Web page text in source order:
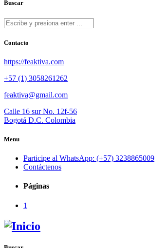
Buscar
Contacto
https://feaktiva.com
+57 (1) 3058261262
feaktiva@gmail.com
Calle 16 sur No. 12f-56
Bogotá D.C. Colombia
Menu
Participe al WhatsApp: (+57) 3238865009
Contáctenos
Páginas
1